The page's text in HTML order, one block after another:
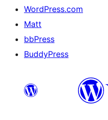
WordPress.com
Matt
bbPress
BuddyPress